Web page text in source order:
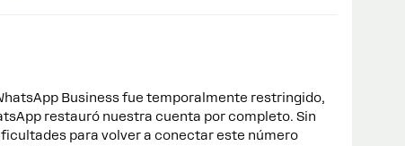
Business fue temporalmente restringido,
restauró nuestra cuenta por completo. Sin
para volver a conectar este número